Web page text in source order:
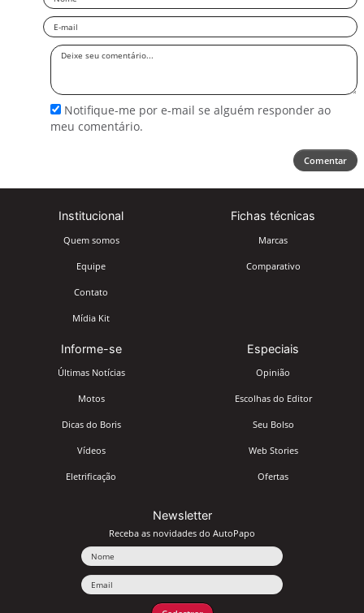
Email
Deixe
Notifique-me por e-mail se alguém responder ao
meu comentário.
Comentar
Institucional
Quem somos
Equipe
Contato
Mídia Kit
Fichas técnicas
Marcas
Comparativo
Informe-se
Últimas Notícias
Motos
Dicas do Boris
Vídeos
Eletrificação
Especiais
Opinião
Escolhas do Editor
Seu Bolso
Web Stories
Ofertas
Newsletter
Receba as novidades do AutoPapo